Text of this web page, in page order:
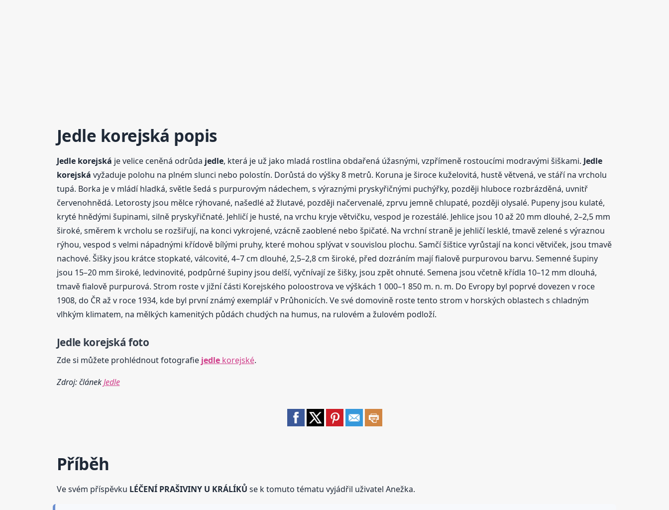
Jedle korejská popis
Jedle korejská je velice ceněná odrůda jedle, která je už jako mladá rostlina obdařená úžasnými, vzpřímeně rostoucími modravými šiškami. Jedle
korejská vyžaduje polohu na plném slunci nebo polostín. Dorůstá do výšky 8 metrů. Koruna je široce kuželovitá, hustě větvená, ve stáří na vrcholu
tupá. Borka je v mládí hladká, světle šedá s purpurovým nádechem, s výraznými pryskyřičnými puchýřky, později hluboce rozbrázděná, uvnitř
červenohnědá. Letorosty jsou mělce rýhované, našedlé až žlutavé, později načervenalé, zprvu jemně chlupaté, později olysalé. Pupeny jsou kulaté,
kryté hnědými šupinami, silně pryskyřičnaté. Jehličí je husté, na vrchu kryje větvičku, vespod je rozestálé. Jehlice jsou 10 až 20 mm dlouhé, 2–2,5 mm
široké, směrem k vrcholu se rozšiřují, na konci vykrojené, vzácně zaoblené nebo špičaté. Na vrchní straně je jehličí lesklé, tmavě zelené s výraznou
rýhou, vespod s velmi nápadnými křídově bílými pruhy, které mohou splývat v souvislou plochu. Samčí šištice vyrůstají na konci větviček, jsou tmavě
nachové. Šišky jsou krátce stopkaté, válcovité, 4–7 cm dlouhé, 2,5–2,8 cm široké, před dozráním mají fialově purpurovou barvu. Semenné šupiny
jsou 15–20 mm široké, ledvinovité, podpůrné šupiny jsou delší, vyčnívají ze šišky, jsou zpět ohnuté. Semena jsou včetně křídla 10–12 mm dlouhá,
tmavě fialově purpurová. Strom roste v jižní části Korejského poloostrova ve výškách 1 000–1 850 m. n. m. Do Evropy byl poprvé dovezen v roce
1908, do ČR až v roce 1934, kde byl první známý exemplář v Průhonicích. Ve své domovině roste tento strom v horských oblastech s chladným
vlhkým klimatem, na mělkých kamenitých půdách chudých na humus, na rulovém a žulovém podloží.
Jedle korejská foto
Zde si můžete prohlédnout fotografie jedlekorejské.
Zdroj: článekJedle
Příběh
Ve svém příspěvku LÉČENÍ PRAŠIVINY U KRÁLÍKŮ se k tomuto tématu vyjádřil uživatel Anežka.